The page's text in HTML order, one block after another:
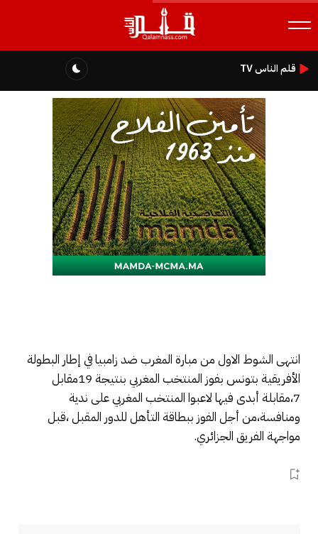
قلم الناس TV
انتهى الشوط الاول من مبارة المغرب ضد زامبيا في إطار البطولة
الأفريقية بتونس بفوز المنتخب المغربي بنتيجة 19مقابل
7،مقابلة أبدى فيها لاعبوا المنتخب المغربي على ندية
ومنافسة،من أجل الفوز ببطاقة التأهل للدور المقبل ،قبل
مواجهة الفريق الجزائري.